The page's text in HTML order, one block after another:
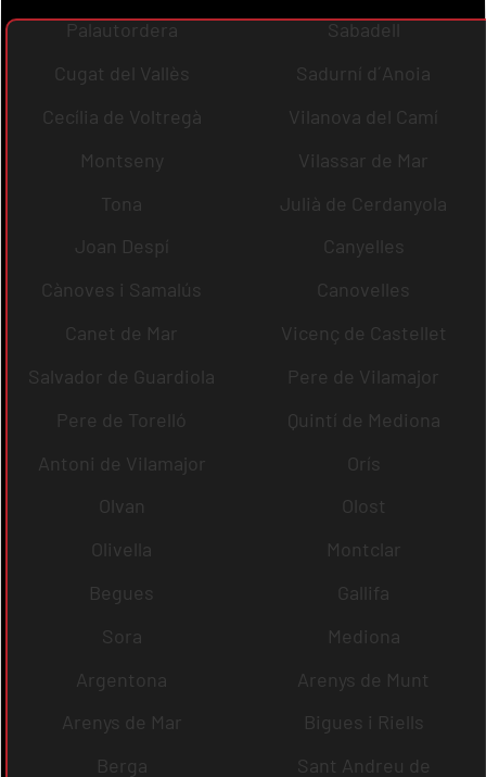
Palautordera
Sabadell
Cugat del Vallès
Sadurní d´Anoia
Cecília de Voltregà
Vilanova del Camí
Montseny
Vilassar de Mar
Tona
Julià de Cerdanyola
Joan Despí
Canyelles
Cànoves i Samalús
Canovelles
Canet de Mar
Vicenç de Castellet
Salvador de Guardiola
Pere de Vilamajor
Pere de Torelló
Quintí de Mediona
Antoni de Vilamajor
Orís
Olvan
Olost
Olivella
Montclar
Begues
Gallifa
Sora
Mediona
Argentona
Arenys de Munt
Arenys de Mar
Bigues i Riells
Berga
Sant Andreu de